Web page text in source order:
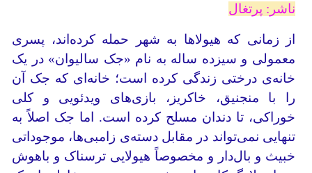
ناشر: پرتغال
از زمانی که هیولاها به شهر حمله کرده‌اند، پسری
معمولی و سیزده ساله به نام «جک سالیوان» در یک
خانه‌ی درختی زندگی کرده است؛ خانه‌ای که جک آن
را با منجنیق، خاکریز، بازی‌های ویدئویی و کلی
خوراکی، تا دندان مسلح کرده است. اما جک اصلاً به
تنهایی نمی‌تواند در مقابل دسته‌ی زامبی‌ها، موجوداتی
خبیث و بال‌دار و مخصوصاً هیولایی ترسناک و باهوش